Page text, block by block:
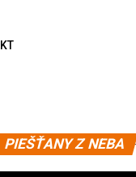
PIEŠŤANY Z NEBA